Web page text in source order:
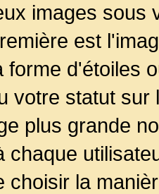
images sous
est
forme d'étoiles
votre statut
plus grande
chaque
choisir la